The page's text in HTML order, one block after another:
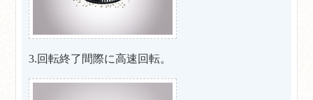
3.回転終了間際に高速回転。